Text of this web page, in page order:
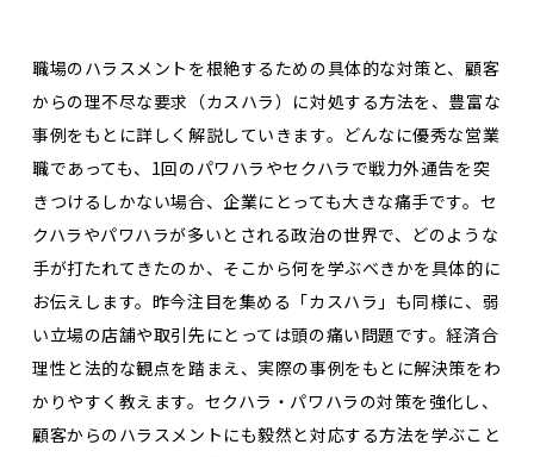
職場のハラスメントを根絶するための具体的な対策と、顧客
からの理不尽な要求（カスハラ）に対処する方法を、豊富な
事例をもとに詳しく解説していきます。どんなに優秀な営業
職であっても、1回のパワハラやセクハラで戦力外通告を突
きつけるしかない場合、企業にとっても大きな痛手です。セ
クハラやパワハラが多いとされる政治の世界で、どのような
手が打たれてきたのか、そこから何を学ぶべきかを具体的に
お伝えします。昨今注目を集める「カスハラ」も同様に、弱
い立場の店舗や取引先にとっては頭の痛い問題です。経済合
理性と法的な観点を踏まえ、実際の事例をもとに解決策をわ
かりやすく教えます。セクハラ・パワハラの対策を強化し、
顧客からのハラスメントにも毅然と対応する方法を学ぶこと